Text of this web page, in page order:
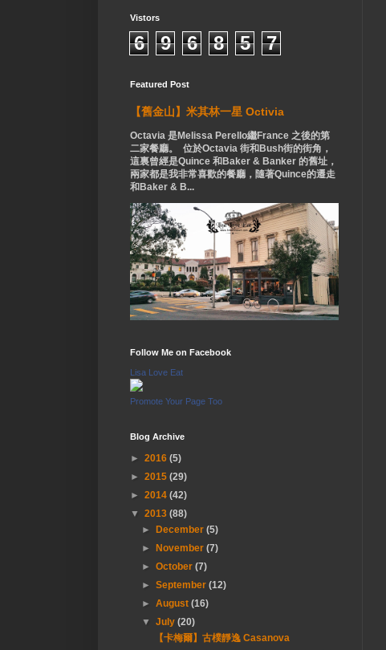
Vistors
6 9 6 8 5 7
Featured Post
【舊金山】米其林一星 Octivia
Octavia 是Melissa Perello繼France 之後的第
二家餐廳。 位於Octavia 街和Bush街的街角，
這裏曾經是Quince 和Baker & Banker 的舊址，
兩家都是我非常喜歡的餐廳，隨著Quince的遷走
和Baker & B...
Follow Me on Facebook
Lisa Love Eat
Promote Your Page Too
Blog Archive
► 2016 (5)
► 2015 (29)
► 2014 (42)
▼ 2013 (88)
►
December(5)
►
November(7)
►October(7)
►September(12)
►August(16)
▼July(20)
【卡梅爾】古樸靜逸 Casanova